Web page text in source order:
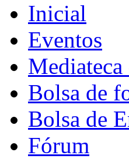
Inicial
Eventos
Mediateca
Bolsa de
Bolsa de
Fórum